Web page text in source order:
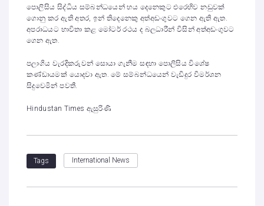
පොලිසිය සිද්ධිය සම්බන්ධයෙන් හය දෙනෙකුට එරෙහිව නඩුවක්
ගොනු කර ඇති අතර, ඉන් තිදෙනෙකු අත්අඩංගුවට ගෙන ඇති ඇත.
අපරාධයට භාවිතා කළ මෝටර් රථය ද බලධාරීන් විසින් අත්අඩංගුවට
ගෙන ඇත.
පලාගිය වැරදිකරුවන් සොයා ගැනීම සඳහා පොලිසිය විශේෂ
කණ්ඩායමක් යොදවා ඇත. මේ සම්බන්ධයෙන් වැඩිදුර විමර්ශන
සිදුවෙමින් පවතී.
Hindustan Times ඇසුරිණි
Tags International News